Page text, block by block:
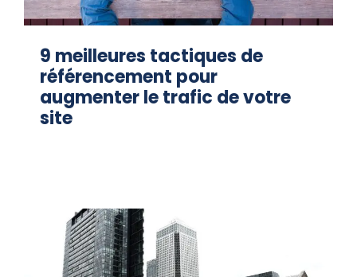
9 meilleures tactiques de
référencement pour
augmenter le trafic de votre
site